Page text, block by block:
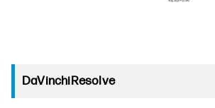
DaVinchiResolve